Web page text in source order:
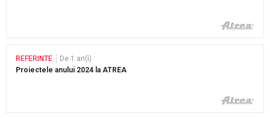
REFERINTE
De 1 an(i)
Proiectele anului 2024 la ATREA